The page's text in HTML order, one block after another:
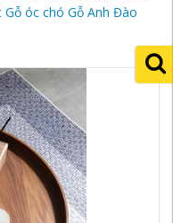
óc chó Gỗ Anh Đào